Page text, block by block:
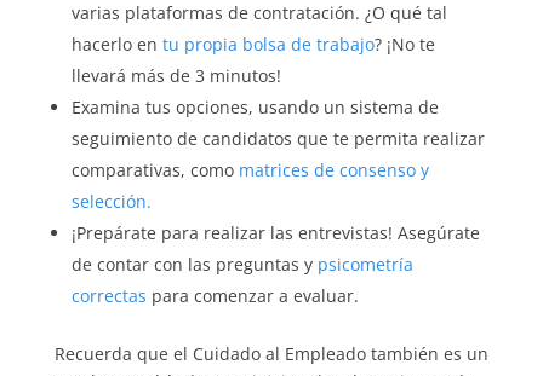
varias plataformas de contratación. ¿O qué tal
hacerlo en tu propia bolsa de trabajo? ¡No te
llevará más de 3 minutos!
Examina tus opciones, usando un sistema de
seguimiento de candidatos que te permita realizar
comparativas, como matrices de consenso y
selección.
¡Prepárate para realizar las entrevistas! Asegúrate
de contar con las preguntas y psicometría
correctas para comenzar a evaluar.
Recuerda que el Cuidado al Empleado también es un